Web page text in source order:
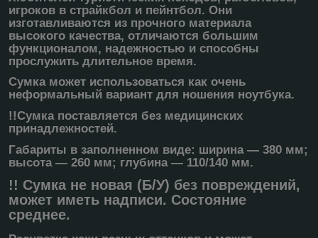
игроков в страйкбол и пейнтбол. Они
изготавливаются из прочного материала
высокого качества, отличаются большим
функционалом, надежностью и способны
прослужить длительное время.
Сумка может использоваться как очень
неформальный вариант для ношения ноутбука.
!!Сумка поставляется без медицинских
принадлежностей.
Габариты в заполненном виде: ширина — 380 мм;
высота — 260 мм; глубина — 110/140 мм.
!! Сумка не новая (Б/У) без повреждений,
может иметь надписи. Состояние
среднее.